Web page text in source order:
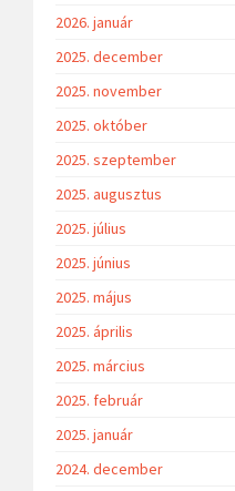
2026. január
2025. december
2025. november
2025. október
2025. szeptember
2025. augusztus
2025. július
2025. június
2025. május
2025. április
2025. március
2025. február
2025. január
2024. december